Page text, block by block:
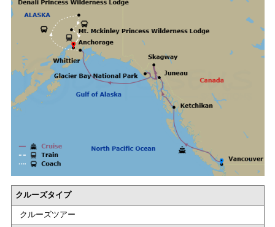
クルーズタイプ
クルーズツアー